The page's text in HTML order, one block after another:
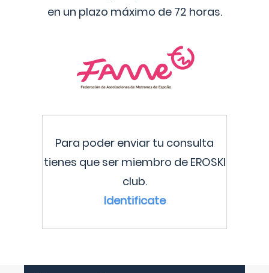
en un plazo máximo de 72 horas.
Para poder enviar tu consulta
tienes que ser miembro de EROSKI
club.
Identificate